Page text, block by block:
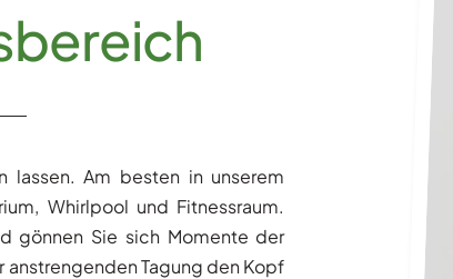
lassen. Am besten in unserem
Whirlpool und Fitnessraum.
gönnen Sie sich Momente der
anstrengenden Tagung den Kopf